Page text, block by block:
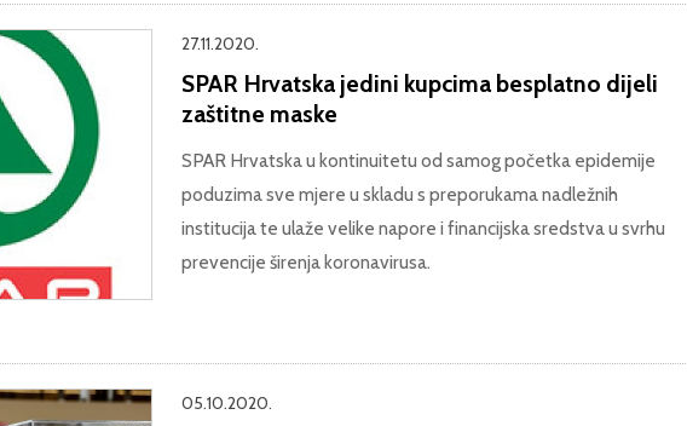
27.11.2020.
SPAR Hrvatska jedini kupcima besplatno dijeli
zaštitne maske
SPAR Hrvatska u kontinuitetu od samog početka epidemije
poduzima sve mjere u skladu s preporukama nadležnih
institucija te ulaže velike napore i financijska sredstva u svrhu
prevencije širenja koronavirusa.
05.10.2020.